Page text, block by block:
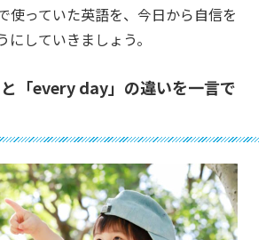
使っていた英語を、今日から自信を
していきましょう。
「every day」の違いを一言で